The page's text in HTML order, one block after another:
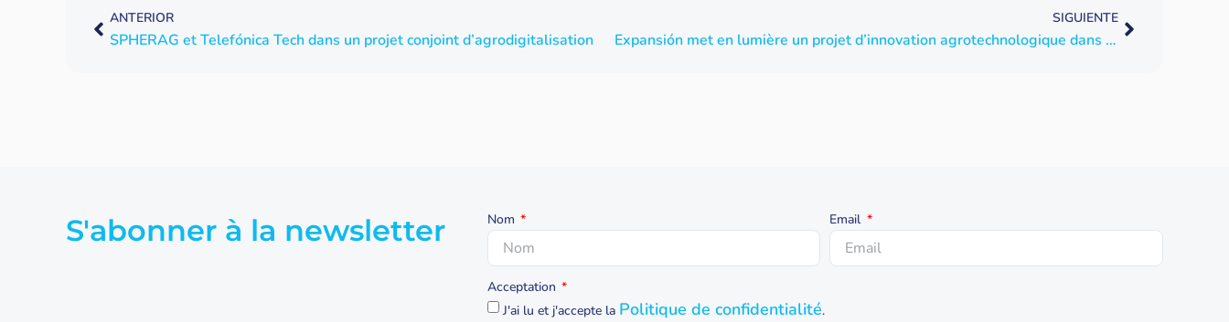
ANTERIOR
SPHERAG et Telefónica Tech dans un projet conjoint d’agrodigitalisation
SIGUIENTE
Expansión met en lumière un projet d’innovation agrotechnologique dans l’irrigation de John Deere auquel participe SPHERAG
S'abonner à la newsletter Nom Email
Acceptation
J'ai lu et j'accepte la Politique de confidentialité.